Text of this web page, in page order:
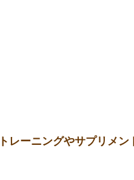
ーニングやサプリメン